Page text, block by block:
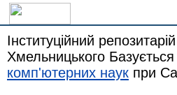
Інституційний
Хмельницького
комп'ютерних наук при